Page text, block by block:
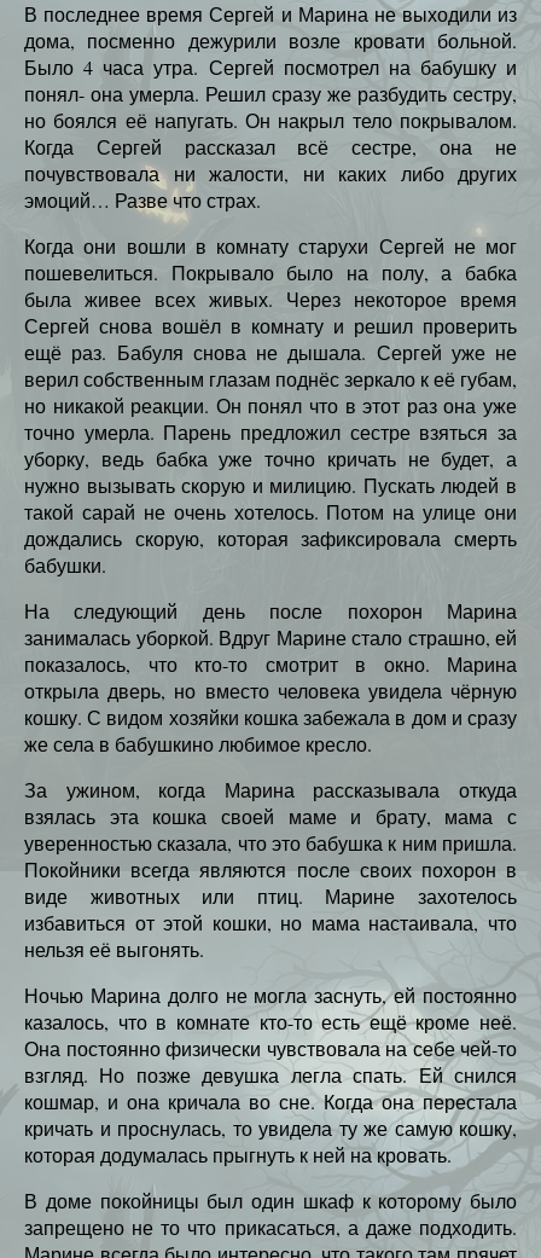
В последнее время Сергей и Марина не выходили из
дома, посменно дежурили возле кровати больной.
Было 4 часа утра. Сергей посмотрел на бабушку и
понял- она умерла. Решил сразу же разбудить сестру,
но боялся её напугать. Он накрыл тело покрывалом.
Когда Сергей рассказал всё сестре, она не
почувствовала ни жалости, ни каких либо других
эмоций… Разве что страх.
Когда они вошли в комнату старухи Сергей не мог
пошевелиться. Покрывало было на полу, а бабка
была живее всех живых. Через некоторое время
Сергей снова вошёл в комнату и решил проверить
ещё раз. Бабуля снова не дышала. Сергей уже не
верил собственным глазам поднёс зеркало к её губам,
но никакой реакции. Он понял что в этот раз она уже
точно умерла. Парень предложил сестре взяться за
уборку, ведь бабка уже точно кричать не будет, а
нужно вызывать скорую и милицию. Пускать людей в
такой сарай не очень хотелось. Потом на улице они
дождались скорую, которая зафиксировала смерть
бабушки.
На следующий день после похорон Марина
занималась уборкой. Вдруг Марине стало страшно, ей
показалось, что кто-то смотрит в окно. Марина
открыла дверь, но вместо человека увидела чёрную
кошку. С видом хозяйки кошка забежала в дом и сразу
же села в бабушкино любимое кресло.
За ужином, когда Марина рассказывала откуда
взялась эта кошка своей маме и брату, мама с
уверенностью сказала, что это бабушка к ним пришла.
Покойники всегда являются после своих похорон в
виде животных или птиц. Марине захотелось
избавиться от этой кошки, но мама настаивала, что
нельзя её выгонять.
Ночью Марина долго не могла заснуть, ей постоянно
казалось, что в комнате кто-то есть ещё кроме неё.
Она постоянно физически чувствовала на себе чей-то
взгляд. Но позже девушка легла спать. Ей снился
кошмар, и она кричала во сне. Когда она перестала
кричать и проснулась, то увидела ту же самую кошку,
которая додумалась прыгнуть к ней на кровать.
В доме покойницы был один шкаф к которому было
запрещено не то что прикасаться, а даже подходить.